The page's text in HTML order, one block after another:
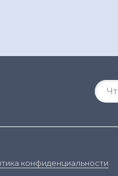
конфиденциальности